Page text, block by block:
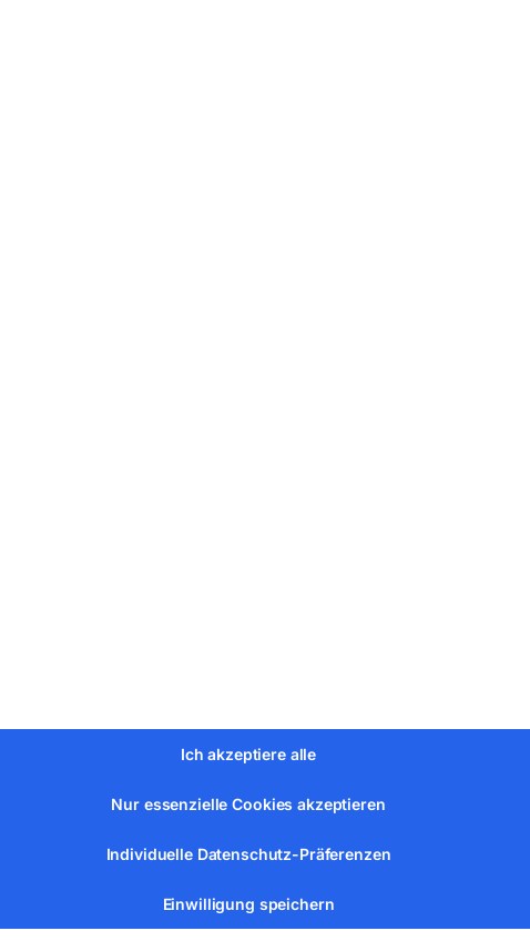
Yanmar oder Kohler Motor mit
3000U/min
Fast-Trailer (Straßenzulassung)
Ich akzeptiere alle
Nur essenzielle Cookies akzeptieren
Individuelle Datenschutz-Präferenzen
Einwilligung speichern